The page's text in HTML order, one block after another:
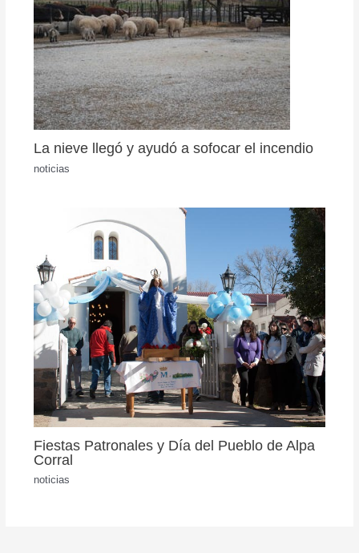
La nieve llegó y ayudó a sofocar el incendio
noticias
Fiestas Patronales y Día del Pueblo de Alpa
Corral
noticias